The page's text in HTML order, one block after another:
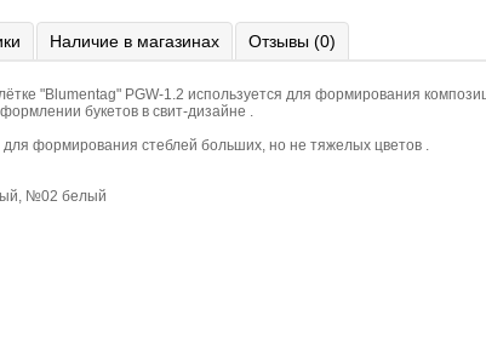
Наличие в магазинах Отзывы (0)
"Blumentag" PGW-1.2 используется для формирования
букетов в свит-дизайне .
формирования стеблей больших, но не тяжелых цветов .
№02 белый